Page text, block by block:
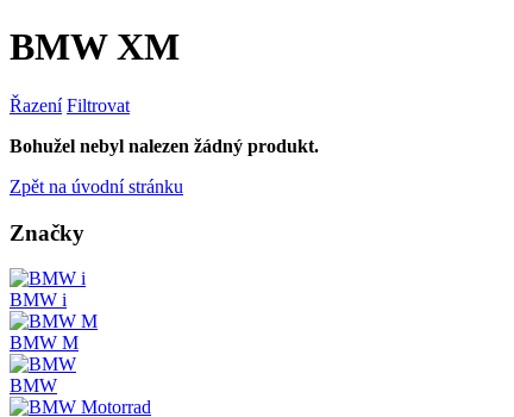
BMW XM
Řazení Filtrovat
Bohužel nebyl nalezen žádný produkt.
Zpět na úvodní stránku
Značky
BMW i
BMW M
BMW